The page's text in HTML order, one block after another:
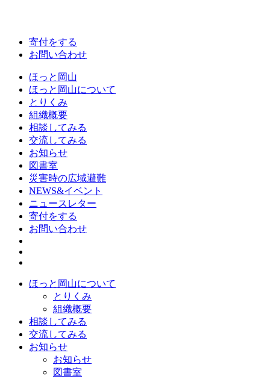
寄付をする
お問い合わせ
ほっと岡山
ほっと岡山について
とりくみ
組織概要
相談してみる
交流してみる
お知らせ
図書室
災害時の広域避難
NEWS&イベント
ニュースレター
寄付をする
お問い合わせ
ほっと岡山について
とりくみ
組織概要
相談してみる
交流してみる
お知らせ
お知らせ
図書室